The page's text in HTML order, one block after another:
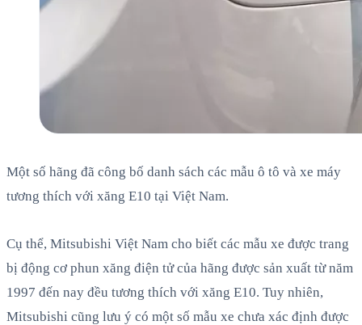
Một số hãng đã công bố danh sách các mẫu ô tô và xe máy
tương thích với xăng E10 tại Việt Nam.
Cụ thể, Mitsubishi Việt Nam cho biết các mẫu xe được trang
bị động cơ phun xăng điện tử của hãng được sản xuất từ năm
1997 đến nay đều tương thích với xăng E10. Tuy nhiên,
Mitsubishi cũng lưu ý có một số mẫu xe chưa xác định được